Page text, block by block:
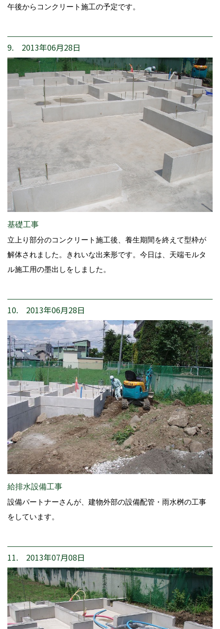
午後からコンクリート施工の予定です。
9. 2013年06月28日
基礎工事
立上り部分のコンクリート施工後、養生期間を終えて型枠が
解体されました。きれいな出来形です。今日は、天端モルタ
ル施工用の墨出しをしました。
10. 2013年06月28日
給排水設備工事
設備パートナーさんが、建物外部の設備配管・雨水桝の工事
をしています。
11. 2013年07月08日